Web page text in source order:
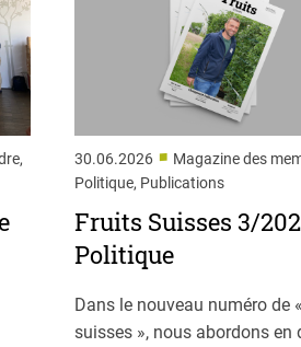
30.06.2026 ■ Magazine des
Politique, Publications
Fruits Suisses 3/
Politique
Dans le nouveau numéro de
suisses », nous abordons en